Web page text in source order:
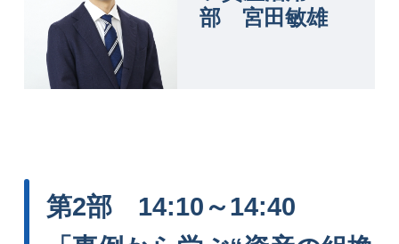
部 宮田敏雄
第2部 14:10～14:40